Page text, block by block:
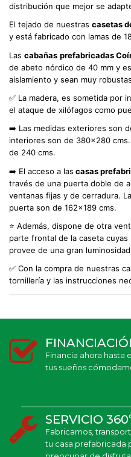
distribución que mejor se
El tejado de nuestras casetas
y está fabricado con lamas de
Las cabañas prefabricadas
de abeto nórdico de 40 mm y
aislamiento y sean muy
✅ La madera, es sometida por
el ataque de xilófagos como
➡️ Las medidas exteriores son
interiores son de 380x280
de 240 cms.
➡️ El acceso a las casas
través de una puerta doble de
ventanas fijas y de cerradura.
puerta son de 162x189 cms.
⭐ Además, dispone de otra
parte frontal de la caseta
provee de una gran
✅ Con la compra de nuestras
tornillería y las instrucciones
Financia ahora hasta
tus sueños
SERVICIO
Fabricamos,
tu casa prefabricada